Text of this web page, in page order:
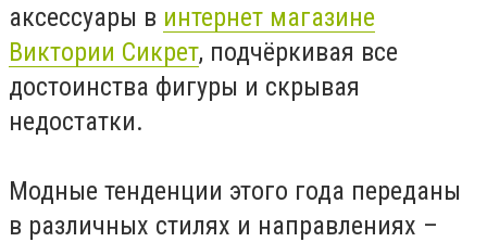
аксессуары в интернет магазине
Виктории Сикрет, подчёркивая все
достоинства фигуры и скрывая
недостатки.
Модные тенденции этого года переданы
в различных стилях и направлениях –